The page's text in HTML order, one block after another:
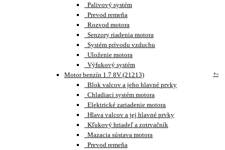
Palivový systém
Prevod remeňa
Rozvod motora
Senzory riadenia motora
Systém prívodu vzduchu
Uloženie motora
Výfukový systém
Motor benzín 1.7 8V (21213)
+-
Blok valcov a jeho hlavné prvky
Chladiaci systém motora
Elektrické zariadenie motora
Hlava valcov a jej hlavné prvky
Kľukový hriadeľ a zotrvačník
Mazacia sústava motora
Prevod remeňa